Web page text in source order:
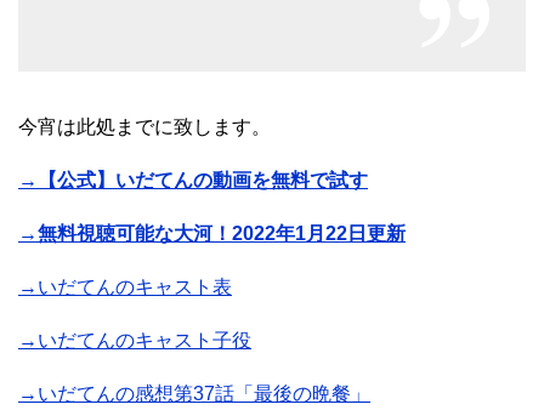
今宵は此処までに致します。
→【公式】いだてんの動画を無料で試す
→無料視聴可能な大河！2022年1月22日更新
→いだてんのキャスト表
→いだてんのキャスト子役
→いだてんの感想第37話「最後の晩餐」